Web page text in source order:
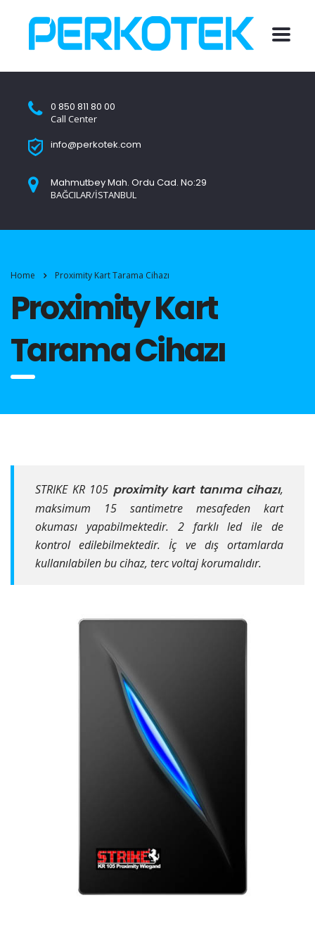
0 850 811 80 00
Call Center
info@perkotek.com
Mahmutbey Mah. Ordu Cad. No:29
BAĞCILAR/İSTANBUL
Home Proximity Kart Tarama Cihazı
Proximity Kart
Tarama Cihazı
STRIKE KR 105 proximity kart tanıma cihazı,
maksimum 15 santimetre mesafeden kart
okuması yapabilmektedir. 2 farklı led ile de
kontrol edilebilmektedir. İç ve dış ortamlarda
kullanılabilen bu cihaz, terc voltaj korumalıdır.